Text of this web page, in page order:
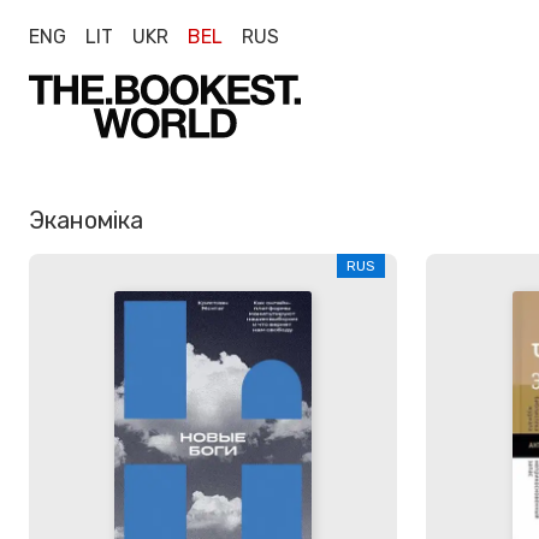
ENG LIT UKR BEL RUS
Эканоміка
RUS